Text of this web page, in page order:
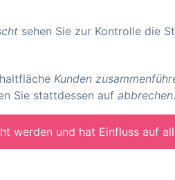
sehen Sie zur Kontrolle die
Kunden
Sie stattdessen auf abbrechen.
werden und hat Einfluss auf